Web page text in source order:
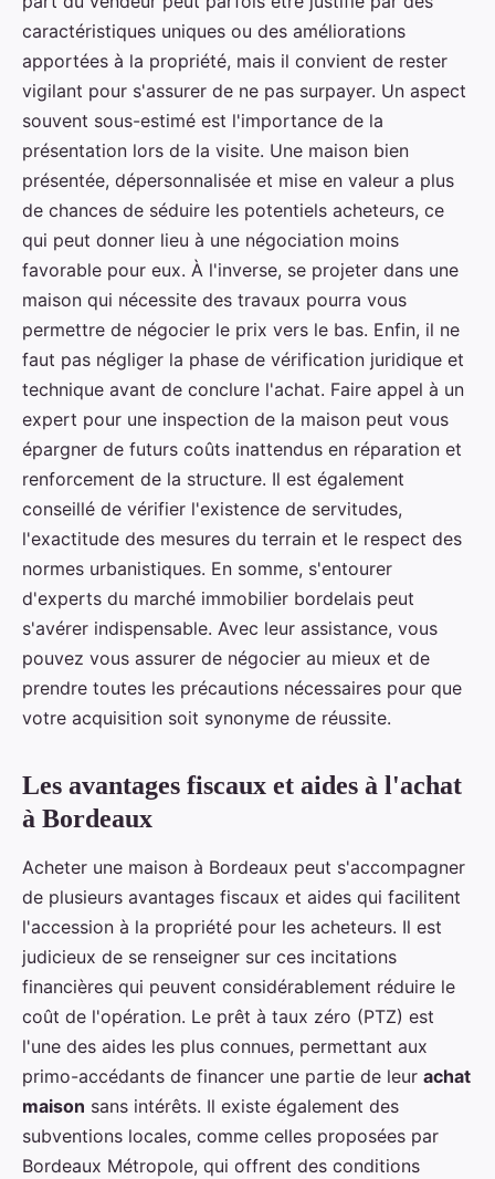
caractéristiques uniques ou des améliorations
apportées à la propriété, mais il convient de rester
vigilant pour s'assurer de ne pas surpayer. Un aspect
souvent sous-estimé est l'importance de la
présentation lors de la visite. Une maison bien
présentée, dépersonnalisée et mise en valeur a plus
de chances de séduire les potentiels acheteurs, ce
qui peut donner lieu à une négociation moins
favorable pour eux. À l'inverse, se projeter dans une
maison qui nécessite des travaux pourra vous
permettre de négocier le prix vers le bas. Enfin, il ne
faut pas négliger la phase de vérification juridique et
technique avant de conclure l'achat. Faire appel à un
expert pour une inspection de la maison peut vous
épargner de futurs coûts inattendus en réparation et
renforcement de la structure. Il est également
conseillé de vérifier l'existence de servitudes,
l'exactitude des mesures du terrain et le respect des
normes urbanistiques. En somme, s'entourer
d'experts du marché immobilier bordelais peut
s'avérer indispensable. Avec leur assistance, vous
pouvez vous assurer de négocier au mieux et de
prendre toutes les précautions nécessaires pour que
votre acquisition soit synonyme de réussite.
Les avantages fiscaux et aides à l'achat
à Bordeaux
Acheter une maison à Bordeaux peut s'accompagner
de plusieurs avantages fiscaux et aides qui facilitent
l'accession à la propriété pour les acheteurs. Il est
judicieux de se renseigner sur ces incitations
financières qui peuvent considérablement réduire le
coût de l'opération. Le prêt à taux zéro (PTZ) est
l'une des aides les plus connues, permettant aux
primo-accédants de financer une partie de leur achat
maison sans intérêts. Il existe également des
subventions locales, comme celles proposées par
Bordeaux Métropole, qui offrent des conditions